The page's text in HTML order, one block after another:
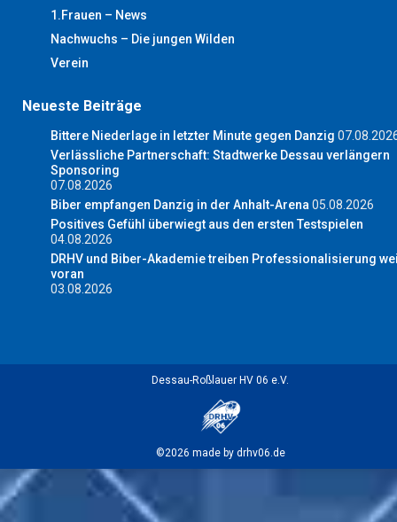
1.Frauen – News
Nachwuchs – Die jungen Wilden
Verein
Neueste Beiträge
Bittere Niederlage in letzter Minute gegen Danzig
Verlässliche Partnerschaft: Stadtwerke Dessau verlängern
Sponsoring
07.08.2026
Biber empfangen Danzig in der Anhalt-Arena 05.08.2026
Positives Gefühl überwiegt aus den ersten Testspielen
04.08.2026
DRHV und Biber-Akademie treiben Professionalisierung
voran
03.08.2026
Dessau-Roßlauer HV 06 e.V.
©2026 made by drhv06.de